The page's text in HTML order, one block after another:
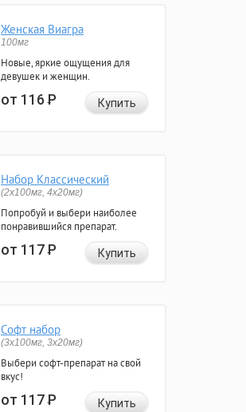
Женская Виагра
100мг
Новые, яркие ощущения для
девушек и женщин.
от 116Р Купить
Набор Классический
(2x100мг, 4x20мг)
Попробуй и выбери наиболее
понравившийся препарат.
от 117Р Купить
Софт набор
(3x100мг, 3x20мг)
Выбери софт-препарат на свой
вкус!
от 117Р Купить